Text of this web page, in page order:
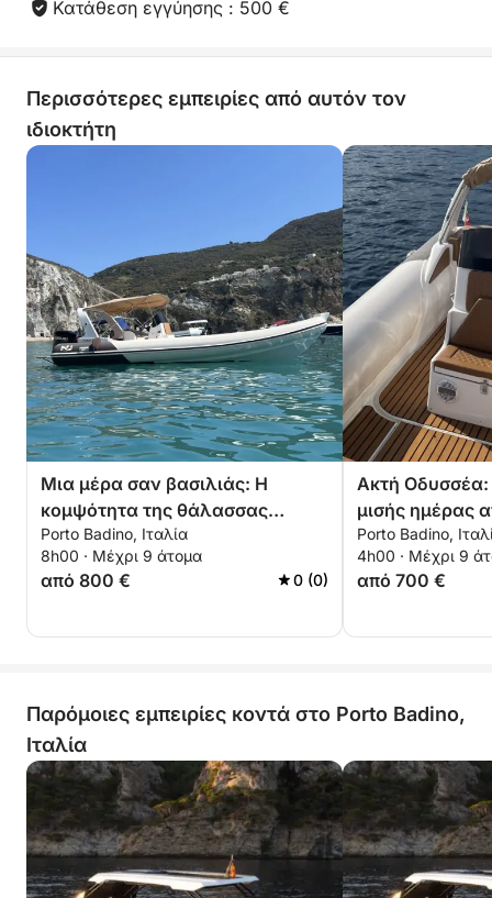
Κατάθεση εγγύησης : 500 €
Περισσότερες εμπειρίες από αυτόν τον
ιδιοκτήτη
Μια μέρα σαν βασιλιάς: Η
κομψότητα της θάλασσας
ανάμεσα στην Γκαέτα και το
ακρωτήριο Σαμπάουντια
Porto Badino, Ιταλία
8h00 · Μέχρι 9 άτομα
από 800 € 0 (0)
Ακτή
μισής ημέρας
Μπαντίνο
Porto Badino,
4h00 · Μέχρι 9
από 700 €
Παρόμοιες εμπειρίες κοντά στο Porto Badino,
Ιταλία